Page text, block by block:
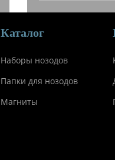
Каталог
Наборы нозодов
Папки для нозодов
Магниты